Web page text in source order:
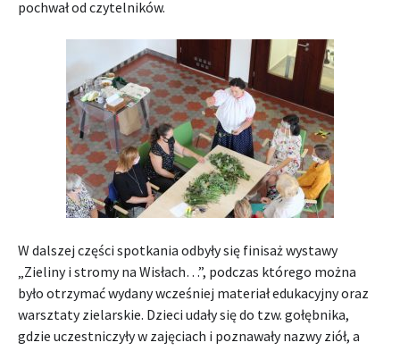
pochwał od czytelników.
W dalszej części spotkania odbyły się finisaż wystawy
„Zieliny i stromy na Wisłach…”, podczas którego można
było otrzymać wydany wcześniej materiał edukacyjny oraz
warsztaty zielarskie. Dzieci udały się do tzw. gołębnika,
gdzie uczestniczyły w zajęciach i poznawały nazwy ziół, a